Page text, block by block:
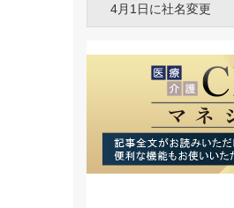
4月1日に社名変更